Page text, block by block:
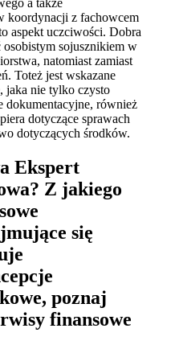
a także
koordynacji z fachowcem
aspekt uczciwości. Dobra
sojusznikiem w
natomiast zamiast
Toteż jest wskazane
jaka nie tylko czysto
dokumentacyjne, również
dotyczące sprawach
dotyczących środków.
Ekspert
Z jakiego
się
poznaj
finansowe